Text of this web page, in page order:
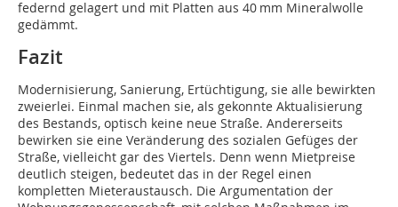
federnd gelagert und mit Platten aus 40 mm Mineralwolle
gedämmt.
Fazit
Modernisierung, Sanierung, Ertüchtigung, sie alle bewirkten
zweierlei. Einmal machen sie, als gekonnte Aktualisierung
des Bestands, optisch keine neue Straße. Andererseits
bewirken sie eine Veränderung des sozialen Gefüges der
Straße, vielleicht gar des Viertels. Denn wenn Mietpreise
deutlich steigen, bedeutet das in der Regel einen
kompletten Mieteraustausch. Die Argumentation der